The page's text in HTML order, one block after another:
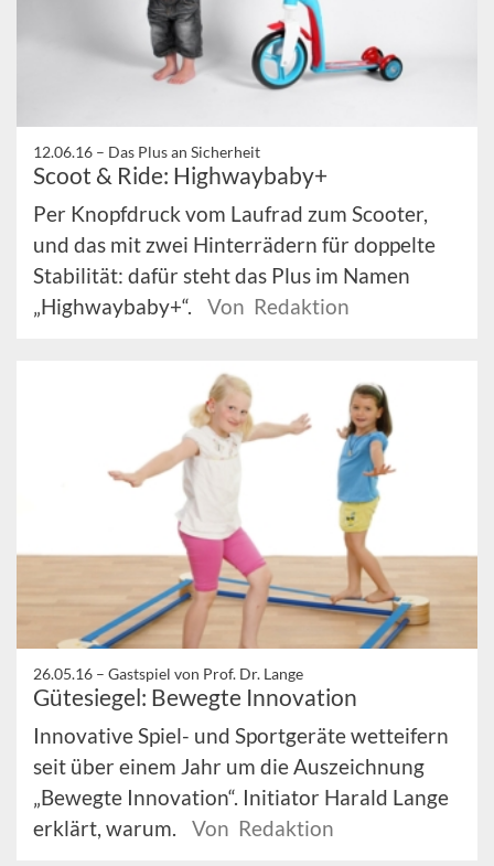
12.06.16 – Das Plus an Sicherheit
Scoot & Ride: Highwaybaby+
Per Knopfdruck vom Laufrad zum Scooter,
und das mit zwei Hinterrädern für doppelte
Stabilität: dafür steht das Plus im Namen
„Highwaybaby+“.
Von Redaktion
26.05.16 – Gastspiel von Prof. Dr. Lange
Gütesiegel: Bewegte Innovation
Innovative Spiel- und Sportgeräte wetteifern
seit über einem Jahr um die Auszeichnung
„Bewegte Innovation“. Initiator Harald Lange
erklärt, warum.
Von Redaktion